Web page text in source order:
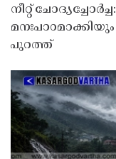
നീറ്റ്
പുറത്ത്